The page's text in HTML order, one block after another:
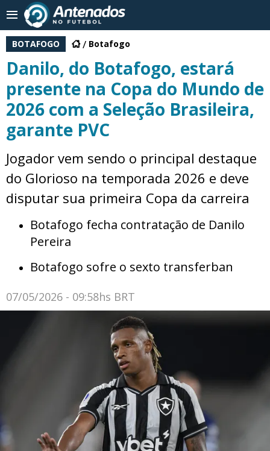
BOTAFOGO Botafogo
Danilo, do Botafogo, estará
presente na Copa do Mundo de
2026 com a Seleção Brasileira,
garante PVC
Jogador vem sendo o principal destaque
do Glorioso na temporada 2026 e deve
disputar sua primeira Copa da carreira
Botafogo fecha contratação de Danilo
Pereira
Botafogo sofre o sexto transferban
07/05/2026 - 09:58hs BRT